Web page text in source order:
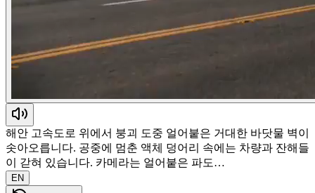
해안 고속도로 위에서 붕괴 도중 얼어붙은 거대한 바닷물 벽이
솟아오릅니다. 공중에 멈춘 액체 덩어리 속에는 차량과 잔해들
이 갇혀 있습니다. 카메라는 얼어붙은 파도…
EN